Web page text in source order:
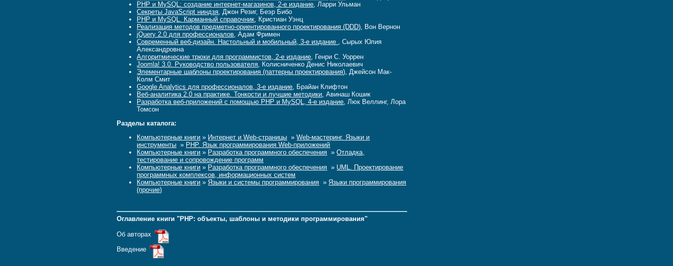
PHP и MySQL: создание интернет-магазинов, 2-е издание, Ларри Ульман
Секреты JavaScript ниндзя, Джон Резиг, Беэр Бибо
PHP и MySQL. Карманный справочник, Кристиан Уэнц
Реализация методов предметно-ориентированного проектирования (DDD), Вон Вернон
jQuery 2.0 для профессионалов, Адам Фримен
Современный веб-дизайн. Настольный и мобильный, 3-е издание , Сырых Юлия
Александровна
Алгоритмические трюки для программистов, 2-е издание, Генри С. Уоррен
Joomla! 3.0. Руководство пользователя, Колисниченко Денис Николаевич
Элементарные шаблоны проектирования (паттерны проектирования), Джейсон Мак-
Колм Смит
Google Analytics для профессионалов, 3-е издание, Брайан Клифтон
Веб-аналитика 2.0 на практике. Тонкости и лучшие методики, Авинаш Кошик
Разработка веб-приложений с помощью PHP и MySQL, 4-е издание, Люк Веллинг, Лора
Томсон
Разделы каталога:
Компьютерные книги » Интернет и Web-страницы »Web-мастеринг. Языки и
инструменты » PHP. Язык программирования Web-приложений
Компьютерные книги » Разработка программного обеспечения »Отладка,
тестирование и сопровождение программ
Компьютерные книги » Разработка программного обеспечения » UML. Проектирование
программных комплексов, информационных систем
Компьютерные книги »Языки и системы программирования »Языки программирования
(прочие)
Оглавление книги "PHP: объекты, шаблоны и методики программирования"
Об авторах
Введение